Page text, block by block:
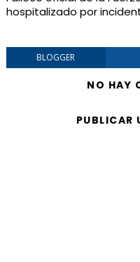
hospitalizado por
BLOGGER
NO HAY
PUBLICAR